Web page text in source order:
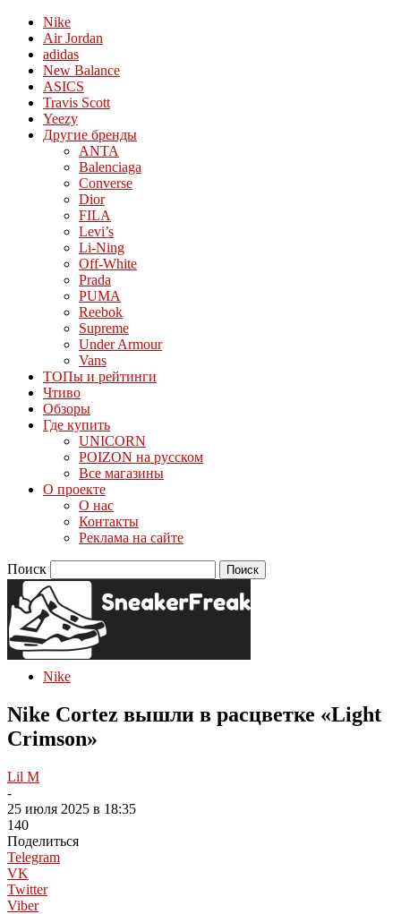
Nike
Air Jordan
adidas
New Balance
ASICS
Travis Scott
Yeezy
Другие бренды
ANTA
Balenciaga
Converse
Dior
FILA
Levi’s
Li-Ning
Off-White
Prada
PUMA
Reebok
Supreme
Under Armour
Vans
ТОПы и рейтинги
Чтиво
Обзоры
Где купить
UNICORN
POIZON на русском
Все магазины
О проекте
О нас
Контакты
Реклама на сайте
Поиск
Nike
Nike Cortez вышли в расцветке «Light
Crimson»
Lil M
-
25 июля 2025 в 18:35
140
Поделиться
Telegram
VK
Twitter
Viber